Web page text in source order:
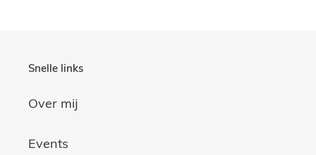
Snelle links
Over mij
Events